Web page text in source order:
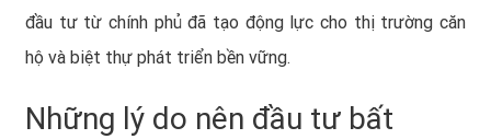
đầu tư từ chính phủ đã tạo động lực cho thị trường căn
hộ và biệt thự phát triển bền vững.
Những lý do nên đầu tư bất